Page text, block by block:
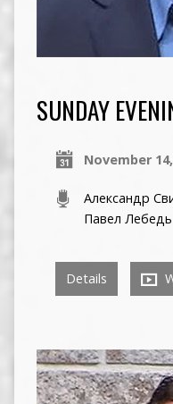
SUNDAY
November
Александр
Павел Лебедь
Details